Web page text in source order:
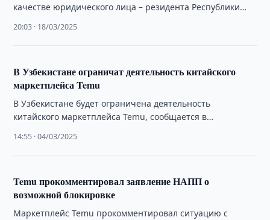
качестве юридического лица – резидента Республики
страны.
20:03 · 18/03/2025
В Узбекистане ограничат деятельность китайского
маркетплейса Temu
В Узбекистане будет ограничена деятельность
китайского маркетплейса Temu, сообщается в
перспективных проектов и Налогового комитета страны.
14:55 · 04/03/2025
Temu прокомментировал заявление НАПП о
возможной блокировке
Маркетплейс Temu прокомментировал ситуацию с